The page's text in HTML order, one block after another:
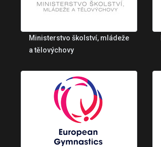
Ministerstvo školství, mládeže
a tělovýchovy